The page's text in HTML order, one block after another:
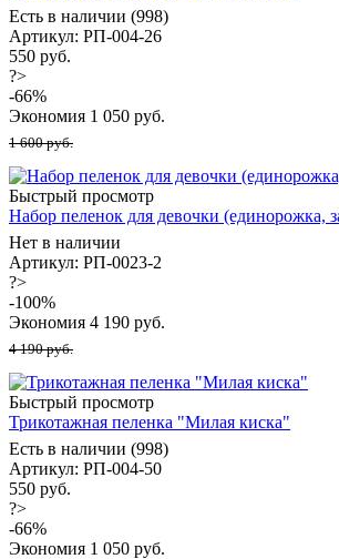
Есть в наличии (998)
Артикул: РП-004-26
550 руб.
?>
-66%
Экономия 1 050 руб.
1 600 руб.
Быстрый просмотр
Набор пеленок для девочки (единорожка,
Нет в наличии
Артикул: РП-0023-2
?>
-100%
Экономия 4 190 руб.
4 190 руб.
Быстрый просмотр
Трикотажная пеленка "Милая киска"
Есть в наличии (998)
Артикул: РП-004-50
550 руб.
?>
-66%
Экономия 1 050 руб.